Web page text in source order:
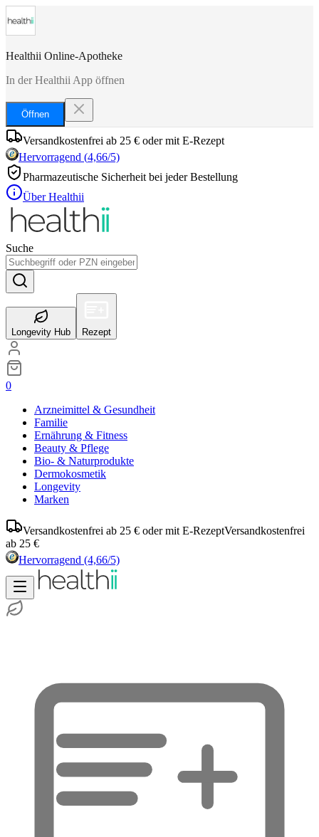
Healthii Online-Apotheke
In der Healthii App öffnen
Öffnen
Versandkostenfrei ab 25 € oder mit E-Rezept
Hervorragend (4,66/5)
Pharmazeutische Sicherheit bei jeder Bestellung
Über Healthii
Suche
Longevity Hub Rezept
0
Arzneimittel & Gesundheit
Familie
Ernährung & Fitness
Beauty & Pflege
Bio- & Naturprodukte
Dermokosmetik
Longevity
Marken
Versandkostenfrei ab 25 € oder mit E-RezeptVersandkostenfrei
ab 25 €
Hervorragend (4,66/5)